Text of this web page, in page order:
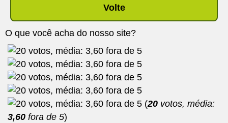
Volte
O que você acha do nosso site?
(20 votos, média:
3,60 fora de 5)